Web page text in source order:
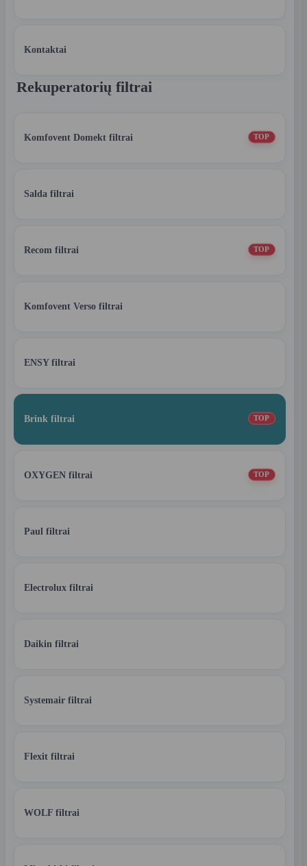
Kontaktai
Rekuperatorių filtrai
Komfovent Domekt filtrai TOP
Salda filtrai
Recom filtrai TOP
Komfovent Verso filtrai
ENSY filtrai
Brink filtrai TOP
OXYGEN filtrai TOP
Paul filtrai
Electrolux filtrai
Daikin filtrai
Systemair filtrai
Flexit filtrai
WOLF filtrai